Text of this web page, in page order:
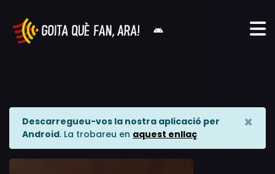
Descarregueu-vos la nostra aplicació per
Android. La trobareu en aquest enllaç
×